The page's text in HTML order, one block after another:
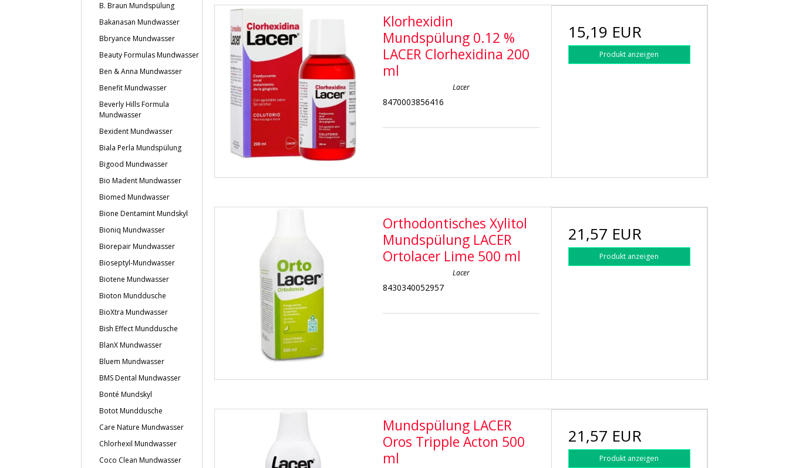
B. Braun Mundspülung
Bakanasan Mundwasser
Bbryance Mundwasser
Beauty Formulas Mundwasser
Ben & Anna Mundwasser
Benefit Mundwasser
Beverly Hills Formula
Mundwasser
Bexident Mundwasser
Biala Perla Mundspülung
Bigood Mundwasser
Bio Madent Mundwasser
Biomed Mundwasser
Bione Dentamint Mundskyl
Bioniq Mundwasser
Biorepair Mundwasser
Bioseptyl-Mundwasser
Biotene Mundwasser
Bioton Munddusche
BioXtra Mundwasser
Bish Effect Munddusche
BlanX Mundwasser
Bluem Mundwasser
BMS Dental Mundwasser
Bonté Mundskyl
Botot Munddusche
Care Nature Mundwasser
Chlorhexil Mundwasser
Coco Clean Mundwasser
Klorhexidin
Mundspülung 0.12 %
LACER Clorhexidina 200
ml
Lacer
8470003856416
15,19 EUR
Produkt anzeigen
Orthodontisches Xylitol
Mundspülung LACER
Ortolacer Lime 500 ml
Lacer
8430340052957
21,57 EUR
Produkt anzeigen
Mundspülung LACER
Oros Tripple Acton 500
ml
21,57 EUR
Produkt anzeigen